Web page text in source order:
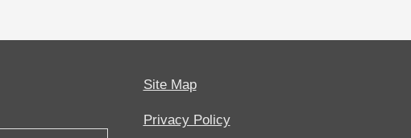
Site Map
Privacy Policy